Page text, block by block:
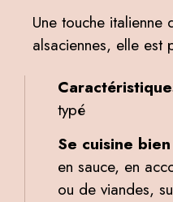
Une touche italienne
alsaciennes, elle est
typé
Se cuisine
en sauce, en
ou de viandes,